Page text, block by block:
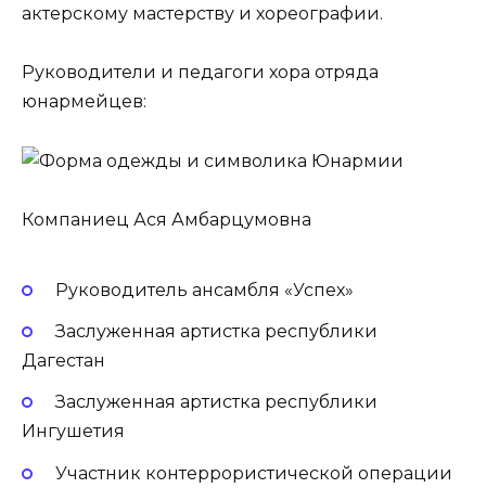
актерскому мастерству и хореографии.
Руководители и педагоги хора отряда
юнармейцев:
Компаниец Ася Амбарцумовна
Руководитель ансамбля «Успех»
Заслуженная артистка республики
Дагестан
Заслуженная артистка республики
Ингушетия
Участник контеррористической операции